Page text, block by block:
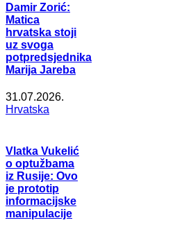
Damir Zorić:
Matica
hrvatska stoji
uz svoga
potpredsjednika
Marija Jareba
31.07.2026.
Hrvatska
Vlatka Vukelić
o optužbama
iz Rusije: Ovo
je prototip
informacijske
manipulacije